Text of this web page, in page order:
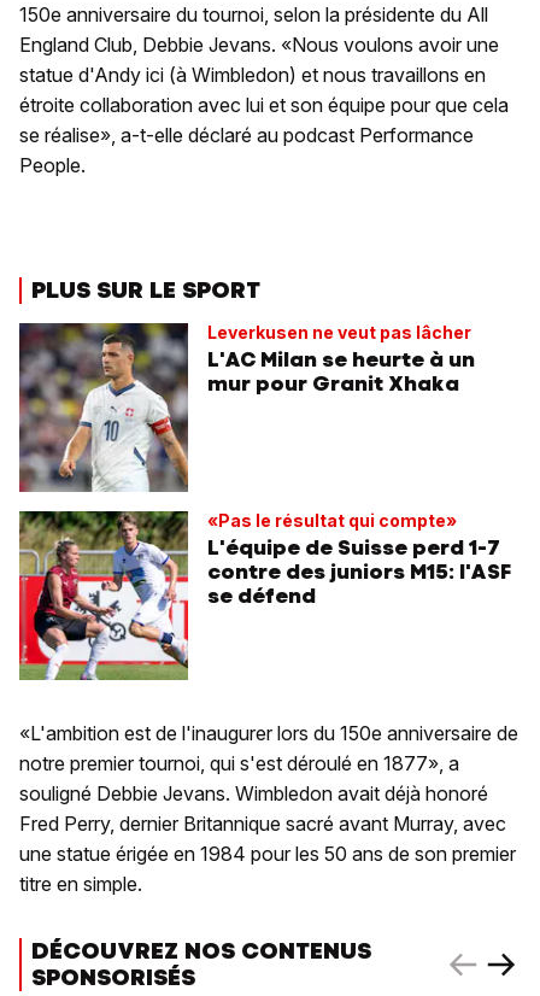
150e anniversaire du tournoi, selon la présidente du All
England Club, Debbie Jevans. «Nous voulons avoir une
statue d'Andy ici (à Wimbledon) et nous travaillons en
étroite collaboration avec lui et son équipe pour que cela
se réalise», a-t-elle déclaré au podcast Performance
People.
PLUS SUR LE SPORT
Leverkusen ne veut pas lâcher
L'AC Milan se heurte à un
mur pour Granit Xhaka
«Pas le résultat qui compte»
L'équipe de Suisse perd 1-7
contre des juniors M15: l'ASF
se défend
«L'ambition est de l'inaugurer lors du 150e anniversaire de
notre premier tournoi, qui s'est déroulé en 1877», a
souligné Debbie Jevans. Wimbledon avait déjà honoré
Fred Perry, dernier Britannique sacré avant Murray, avec
une statue érigée en 1984 pour les 50 ans de son premier
titre en simple.
DÉCOUVREZ NOS CONTENUS
SPONSORISÉS